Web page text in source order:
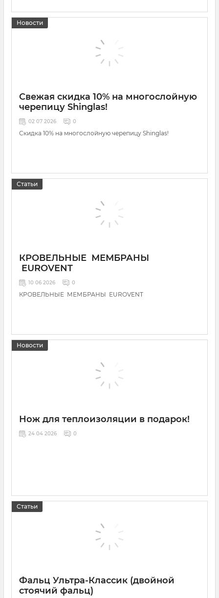
Новости
Свежая скидка 10% на многослойную
черепицу Shinglas!
02 07 2026 0
Скидка 10% на многослойную черепицу Shinglas!
Статьи
КРОВЕЛЬНЫЕ МЕМБРАНЫ
EUROVENT
10 06 2026 0
КРОВЕЛЬНЫЕ МЕМБРАНЫ EUROVENT
Новости
Нож для теплоизоляции в подарок!
24 04 2026 0
Статьи
Фальц Ультра-Классик (двойной
стоячий фальц)